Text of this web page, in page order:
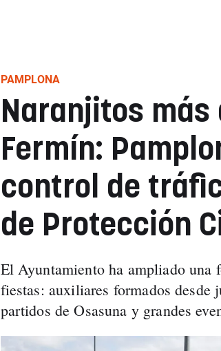
PAMPLONA
Naranjitos más
Fermín:
control de
de Protección
El Ayuntamiento ha ampliado una
fiestas: auxiliares formados desde
partidos de Osasuna y grandes